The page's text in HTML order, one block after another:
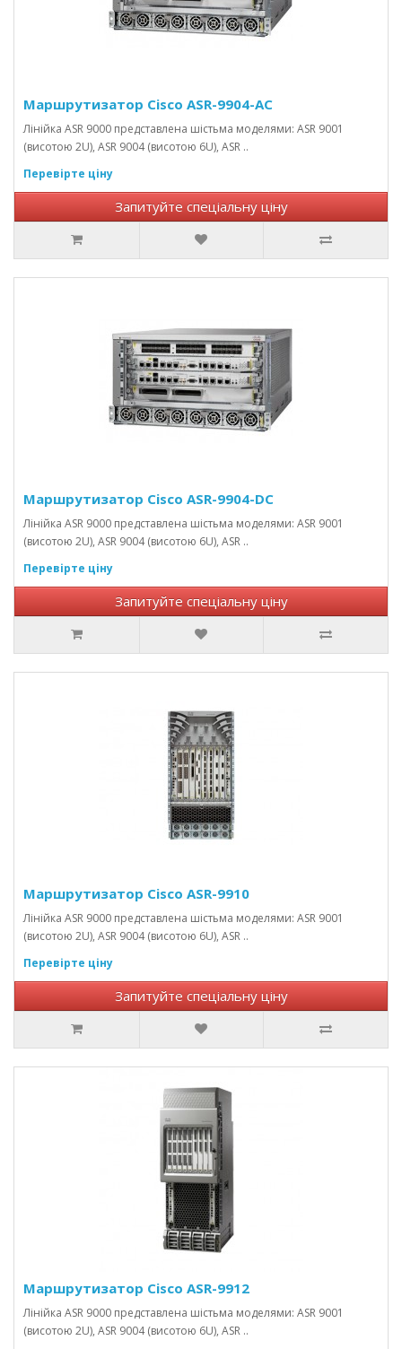
Маршрутизатор Cisco ASR-9904-AC
Лінійка ASR 9000 представлена ​​шістьма моделями: ASR 9001
(висотою 2U), ASR 9004 (висотою 6U), ASR ..
Перевірте ціну
Запитуйте спеціальну ціну
Маршрутизатор Cisco ASR-9904-DC
Лінійка ASR 9000 представлена ​​шістьма моделями: ASR 9001
(висотою 2U), ASR 9004 (висотою 6U), ASR ..
Перевірте ціну
Запитуйте спеціальну ціну
Маршрутизатор Cisco ASR-9910
Лінійка ASR 9000 представлена ​​шістьма моделями: ASR 9001
(висотою 2U), ASR 9004 (висотою 6U), ASR ..
Перевірте ціну
Запитуйте спеціальну ціну
Маршрутизатор Cisco ASR-9912
Лінійка ASR 9000 представлена ​​шістьма моделями: ASR 9001
(висотою 2U), ASR 9004 (висотою 6U), ASR ..